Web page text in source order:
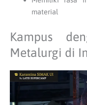
material
Kampus
Metalurgi di